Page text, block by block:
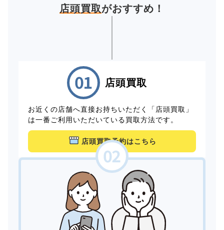
店頭買取がおすすめ！
店頭買取
お近くの店舗へ直接お持ちいただく「店頭買取」
は一番ご利用いただいている買取方法です。
店頭買取予約はこちら